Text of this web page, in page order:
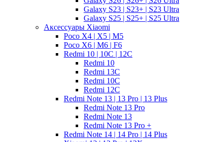
Galaxy S23 | S23+ | S23 Ultra
Galaxy S25 | S25+ | S25 Ultra
Аксессуары Xiaomi
Poco X4 | X5 | M5
Poco X6 | M6 | F6
Redmi 10 | 10C | 12C
Redmi 10
Redmi 13C
Redmi 10C
Redmi 12C
Redmi Note 13 | 13 Pro | 13 Plus
Redmi Note 13 Pro
Redmi Note 13
Redmi Note 13 Pro +
Redmi Note 14 | 14 Pro | 14 Plus